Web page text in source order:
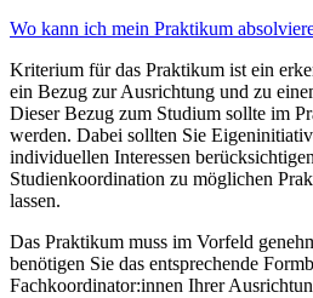
Wo kann ich mein Praktikum
Kriterium für das Praktikum ist ein
ein Bezug zur Ausrichtung und zu
Dieser Bezug zum Studium sollte im
werden. Dabei sollten Sie
individuellen Interessen
Studienkoordination zu möglichen
lassen.
Das Praktikum muss im Vorfeld
benötigen Sie das entsprechende
Fachkoordinator:innen Ihrer